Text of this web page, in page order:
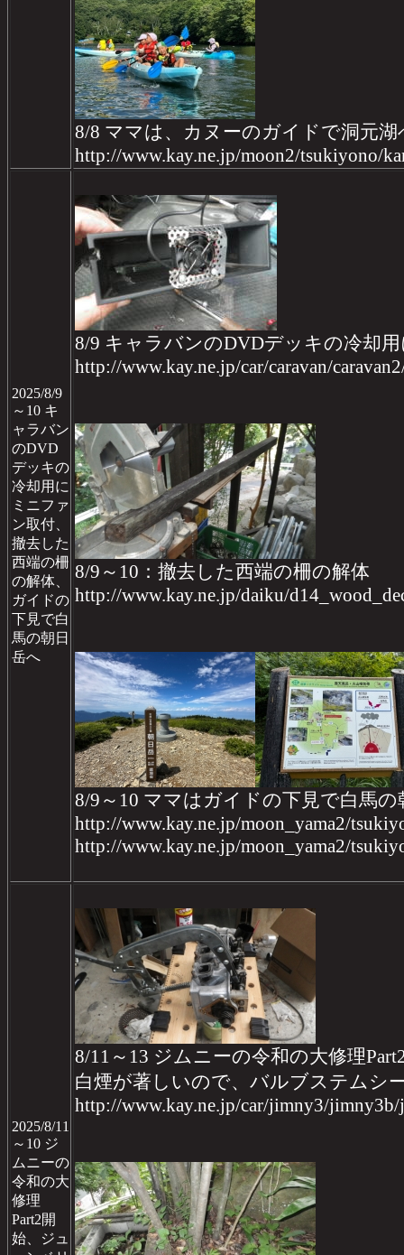
8/8 ママは、カヌーのガイドで洞元湖
http://www.kay.ne.jp/moon2/tsukiyono/
2025/8/9
～10 キ
ャラバン
のDVD
デッキの
冷却用に
ミニファ
ン取付、
撤去した
西端の柵
の解体、
ガイドの
下見で白
馬の朝日
岳へ
8/9 キャラバンのDVDデッキの冷却
http://www.kay.ne.jp/car/caravan/
8/9～10：撤去した西端の柵の解体
http://www.kay.ne.jp/daiku/
8/9～10 ママはガイドの下見で白馬の
http://www.kay.ne.jp/moon_yama2/
http://www.kay.ne.jp/moon_yama2/
2025/8/11
～10 ジ
ムニーの
令和の大
修理
Part2開
始、ジュ
8/11～13 ジムニーの令和の大修理
白煙が著しいので、バルブステムシ
http://www.kay.ne.jp/car/jimny3/